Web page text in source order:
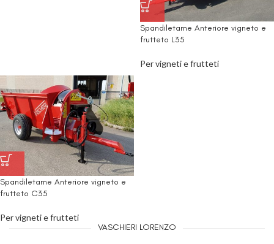
Spandiletame Anteriore vigneto e
frutteto L35
Per vigneti e frutteti
Spandiletame Anteriore vigneto e
frutteto C35
Per vigneti e frutteti
VASCHIERI LORENZO